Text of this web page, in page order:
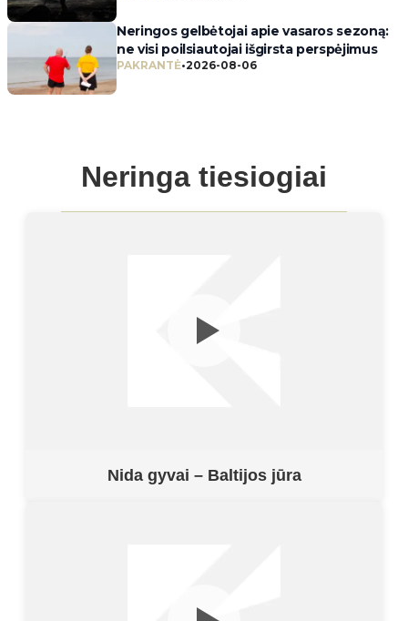
Neringos gelbėtojai apie vasaros sezoną:
ne visi poilsiautojai išgirsta perspėjimus
PAKRANTĖ•2026-08-06
Neringa tiesiogiai
Nida gyvai – Baltijos jūra